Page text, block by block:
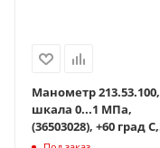
Манометр 213.53.100,
шкала 0...1 МПа,
(36503028), +60 град С,
точность 1,0,